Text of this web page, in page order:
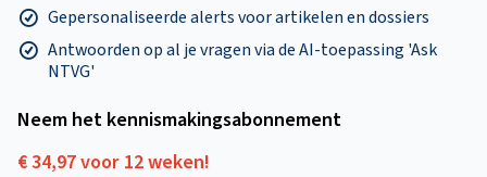
Gepersonaliseerde alerts voor artikelen en dossiers
Antwoorden op al je vragen via de AI-toepassing 'Ask
NTVG'
Neem het kennismakings­abonnement
€ 34,97 voor 12 weken!